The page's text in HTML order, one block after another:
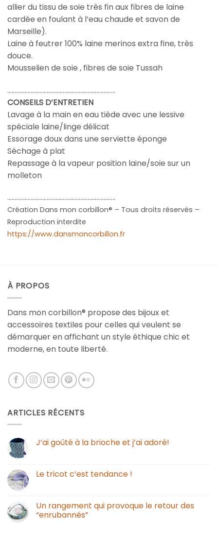
allier du tissu de soie très fin aux fibres de laine
cardée en foulant à l’eau chaude et savon de
Marseille).
Laine à feutrer 100% laine merinos extra fine, très
douce.
Mousselien de soie , fibres de soie Tussah
………………………………………………………………..
CONSEILS D’ENTRETIEN
Lavage à la main en eau tiède avec une lessive
spéciale laine/linge délicat
Essorage doux dans une serviette éponge
Séchage à plat
Repassage à la vapeur position laine/soie sur un
molleton
………………………………………………………………..
Création Dans mon corbillon® – Tous droits réservés –
Reproduction interdite
https://www.dansmoncorbillon.fr
À PROPOS
Dans mon corbillon® propose des bijoux et
accessoires textiles pour celles qui veulent se
démarquer en affichant un style éthique chic et
moderne, en toute liberté.
ARTICLES RÉCENTS
J’ai goûté à la brioche et j’ai adoré!
Le tricot c’est tendance !
Un rangement qui provoque le retour des
“enrubannés”